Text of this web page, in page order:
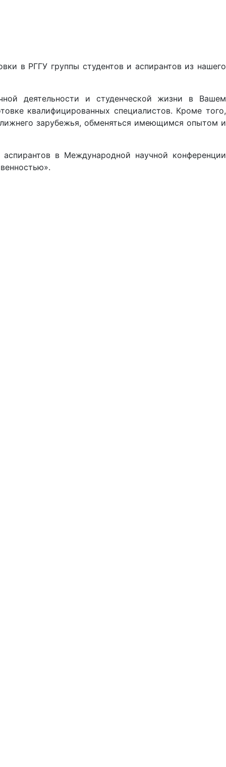
в РГГУ группы студентов и аспирантов из нашего
деятельности и студенческой жизни в Вашем
квалифицированных специалистов. Кроме того,
зарубежья, обменяться имеющимся опытом и
в Международной научной конференции